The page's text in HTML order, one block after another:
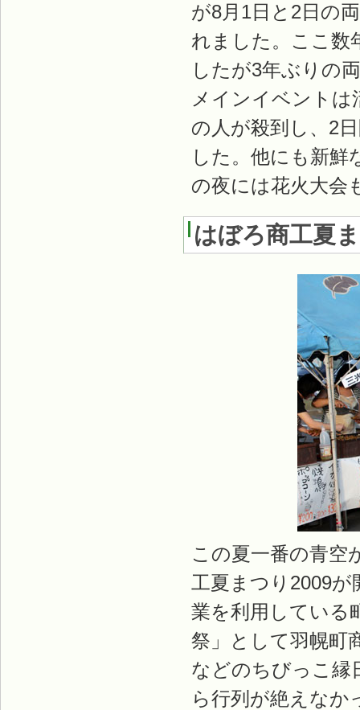
が8月1日と2日の
れました。ここ数
したが3年ぶりの
メインイベントは
の人が殺到し、2
した。他にも新鮮
の夜には花火大会
はぼろ商工夏
この夏一番の青空
工夏まつり2009
業を利用している
祭」として羽幌町
などのちびっこ縁
ら行列が絶えな